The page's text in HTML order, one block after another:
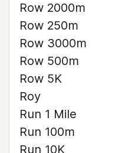
Row 2000m
Row 250m
Row 3000m
Row 500m
Row 5K
Roy
Run 1 Mile
Run 100m
Run 10K